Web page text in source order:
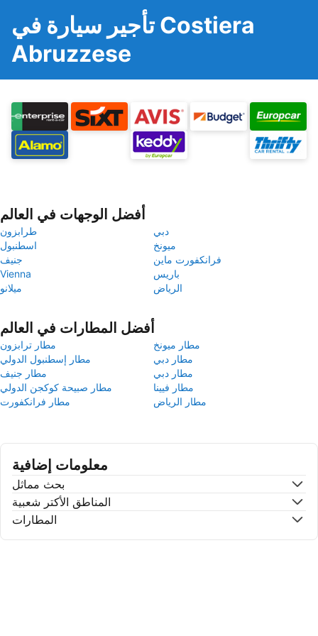
تأجير سيارة في Costiera
Abruzzese
أفضل الوجهات في العالم
طرابزون
دبي
اسطنبول
ميونخ
جنيف
فرانكفورت ماين
Vienna
باريس
ميلانو
الرياض
أفضل المطارات في العالم
مطار ترابزون
مطار ميونخ
مطار إسطنبول الدولي
مطار دبي
مطار جنيف
مطار دبي
مطار صبيحة كوكجن الدولي
مطار فيينا
مطار فرانكفورت
مطار الرياض
معلومات إضافية
بحث مماثل
المناطق الأكتر شعبية
المطارات